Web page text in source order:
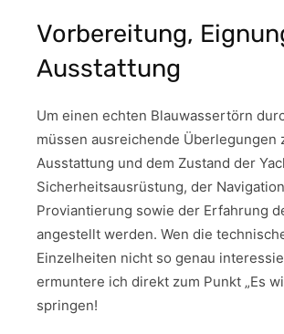
Vorbereitung,
Ausstattung
Um einen echten Blauwassertörn
müssen ausreichende Überlegungen
Ausstattung und dem Zustand der
Sicherheitsausrüstung, der
Proviantierung sowie der Erfahrung
angestellt werden. Wen die
Einzelheiten nicht so genau
ermuntere ich direkt zum Punkt „Es
springen!